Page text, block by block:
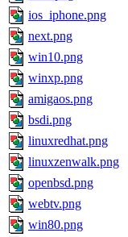
ios_iphone.png
next.png
win10.png
winxp.png
amigaos.png
bsdi.png
linuxredhat.png
linuxzenwalk.png
openbsd.png
webtv.png
win80.png